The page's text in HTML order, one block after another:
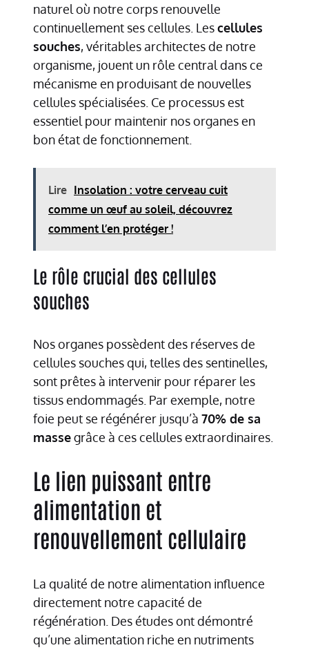
naturel où notre corps renouvelle
continuellement ses cellules. Lescellules
souches, véritables architectes de notre
organisme, jouent un rôle central dans ce
mécanisme en produisant de nouvelles
cellules spécialisées. Ce processus est
essentiel pour maintenir nos organes en
bon état de fonctionnement.
Lire Insolation : votre cerveau cuit
comme un œuf au soleil, découvrez
comment l’en protéger !
Le rôle crucial des cellules
souches
Nos organes possèdent des réserves de
cellules souches qui, telles des sentinelles,
sont prêtes à intervenir pour réparer les
tissus endommagés. Par exemple, notre
foie peut se régénérer jusqu’à 70% de sa
massegrâce à ces cellules extraordinaires.
Le lien puissant entre
alimentation et
renouvellement cellulaire
La qualité de notre alimentation influence
directement notre capacité de
régénération. Des études ont démontré
qu’une alimentation riche en nutriments